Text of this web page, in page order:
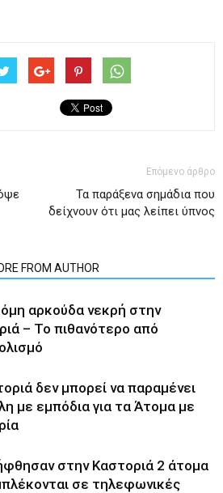
Επόμενο άρθρο
Τα παράξενα σημάδια που
δείχνουν ότι μας λείπει ύπνος
FROM AUTHOR
αρκούδα νεκρή στην
– Το πιθανότερο από
δεν μπορεί να παραμένει
με εμπόδια για τα Άτομα με
στην Καστοριά 2 άτομα
σε τηλεφωνικές